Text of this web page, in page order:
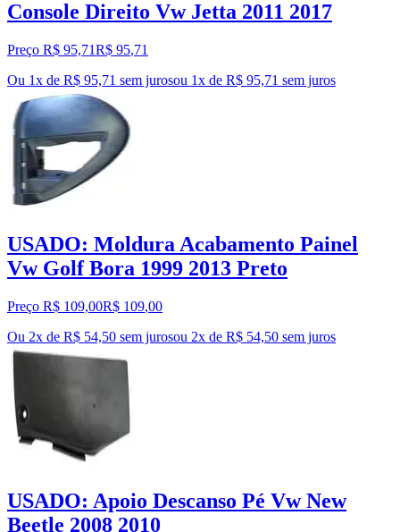
Console Direito Vw Jetta 2011 2017
Preço R$ 95,71R$ 95,71
Ou 1x de R$ 95,71 sem jurosou 1x de R$ 95,71 sem juros
USADO: Moldura Acabamento Painel
Vw Golf Bora 1999 2013 Preto
Preço R$ 109,00R$ 109,00
Ou 2x de R$ 54,50 sem jurosou 2x de R$ 54,50 sem juros
USADO: Apoio Descanso Pé Vw New
Beetle 2008 2010